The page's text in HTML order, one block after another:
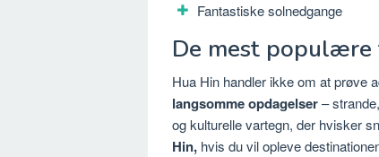
Fantastiske solnedgange
De mest
Hua Hin handler ikke om at prøve
langsomme opdagelser–
og kulturelle vartegn, der hvisker
Hin, hvis du vil opleve